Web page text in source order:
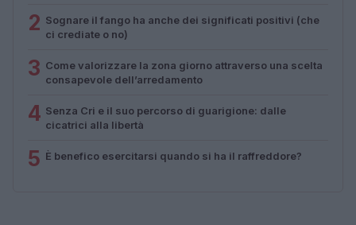
2 Sognare il fango ha anche dei significati positivi (che
ci crediate o no)
3 Come valorizzare la zona giorno attraverso una scelta
consapevole dell’arredamento
4 Senza Cri e il suo percorso di guarigione: dalle
cicatrici alla libertà
5 È benefico esercitarsi quando si ha il raffreddore?